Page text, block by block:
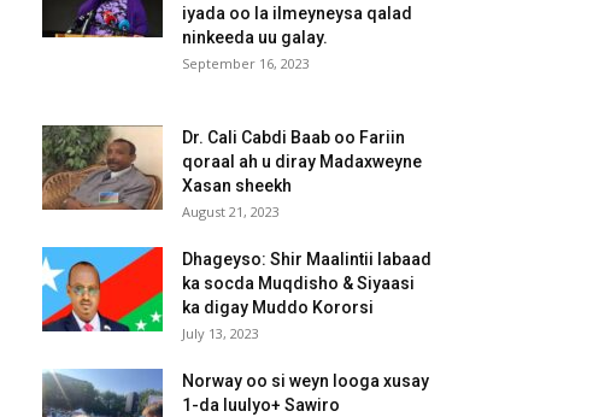
iyada oo la ilmeyneysa qalad
ninkeeda uu galay.
September 16, 2023
Dr. Cali Cabdi Baab oo Fariin
qoraal ah u diray Madaxweyne
Xasan sheekh
August 21, 2023
Dhageyso: Shir Maalintii labaad
ka socda Muqdisho & Siyaasi
ka digay Muddo Kororsi
July 13, 2023
Norway oo si weyn looga xusay
1-da luulyo+ Sawiro